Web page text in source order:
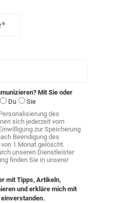
Mit Sie oder
Du
Sie
des
sich jederzeit vom
zur Speicherung
Beendigung des
1 Monat gelöscht.
unseren Dienstleister
finden Sie in unserer
mit Tipps, Artikeln,
und erkläre mich mit